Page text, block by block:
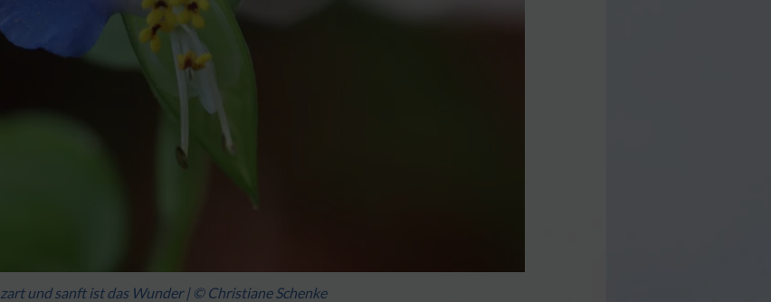
zart und sanft ist das Wunder | © Christiane Schenke